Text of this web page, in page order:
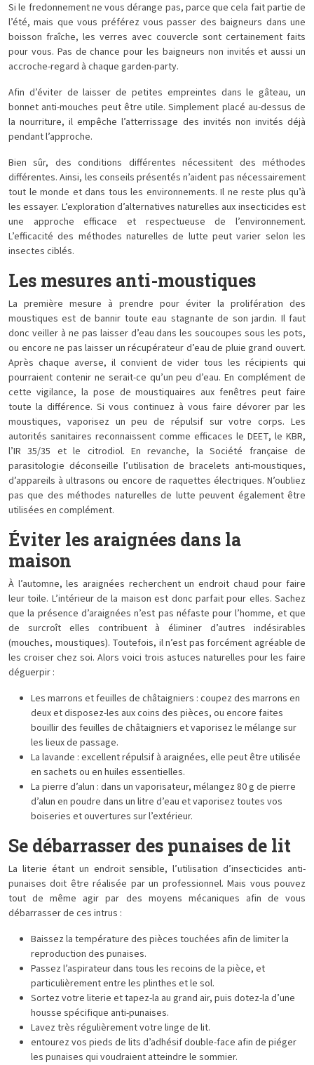
Si le fredonnement ne vous dérange pas, parce que cela fait partie de
l’été, mais que vous préférez vous passer des baigneurs dans une
boisson fraîche, les verres avec couvercle sont certainement faits
pour vous. Pas de chance pour les baigneurs non invités et aussi un
accroche-regard à chaque garden-party.
Afin d’éviter de laisser de petites empreintes dans le gâteau, un
bonnet anti-mouches peut être utile. Simplement placé au-dessus de
la nourriture, il empêche l’atterrissage des invités non invités déjà
pendant l’approche.
Bien sûr, des conditions différentes nécessitent des méthodes
différentes. Ainsi, les conseils présentés n’aident pas nécessairement
tout le monde et dans tous les environnements. Il ne reste plus qu’à
les essayer. L’exploration d’alternatives naturelles aux insecticides est
une approche efficace et respectueuse de l’environnement.
L’efficacité des méthodes naturelles de lutte peut varier selon les
insectes ciblés.
Les mesures anti-moustiques
La première mesure à prendre pour éviter la prolifération des
moustiques est de bannir toute eau stagnante de son jardin. Il faut
donc veiller à ne pas laisser d’eau dans les soucoupes sous les pots,
ou encore ne pas laisser un récupérateur d’eau de pluie grand ouvert.
Après chaque averse, il convient de vider tous les récipients qui
pourraient contenir ne serait-ce qu’un peu d’eau. En complément de
cette vigilance, la pose de moustiquaires aux fenêtres peut faire
toute la différence. Si vous continuez à vous faire dévorer par les
moustiques, vaporisez un peu de répulsif sur votre corps. Les
autorités sanitaires reconnaissent comme efficaces le DEET, le KBR,
l’IR 35/35 et le citrodiol. En revanche, la Société française de
parasitologie déconseille l’utilisation de bracelets anti-moustiques,
d’appareils à ultrasons ou encore de raquettes électriques. N’oubliez
pas que des méthodes naturelles de lutte peuvent également être
utilisées en complément.
Éviter les araignées dans la
maison
À l’automne, les araignées recherchent un endroit chaud pour faire
leur toile. L’intérieur de la maison est donc parfait pour elles. Sachez
que la présence d’araignées n’est pas néfaste pour l’homme, et que
de surcroît elles contribuent à éliminer d’autres indésirables
(mouches, moustiques). Toutefois, il n’est pas forcément agréable de
les croiser chez soi. Alors voici trois astuces naturelles pour les faire
déguerpir :
Les marrons et feuilles de châtaigniers : coupez des marrons en
deux et disposez-les aux coins des pièces, ou encore faites
bouillir des feuilles de châtaigniers et vaporisez le mélange sur
les lieux de passage.
La lavande : excellent répulsif à araignées, elle peut être utilisée
en sachets ou en huiles essentielles.
La pierre d’alun : dans un vaporisateur, mélangez 80 g de pierre
d’alun en poudre dans un litre d’eau et vaporisez toutes vos
boiseries et ouvertures sur l’extérieur.
Se débarrasser des punaises de lit
La literie étant un endroit sensible, l’utilisation d’insecticides anti-
punaises doit être réalisée par un professionnel. Mais vous pouvez
tout de même agir par des moyens mécaniques afin de vous
débarrasser de ces intrus :
Baissez la température des pièces touchées afin de limiter la
reproduction des punaises.
Passez l’aspirateur dans tous les recoins de la pièce, et
particulièrement entre les plinthes et le sol.
Sortez votre literie et tapez-la au grand air, puis dotez-la d’une
housse spécifique anti-punaises.
Lavez très régulièrement votre linge de lit.
entourez vos pieds de lits d’adhésif double-face afin de piéger
les punaises qui voudraient atteindre le sommier.